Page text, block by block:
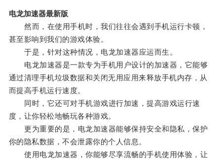
电龙加速器最新版
然而，在使用手机时，我们往往会遇到手机运行卡顿，
甚至影响到我们的游戏体验。
于是，针对这种情况，电龙加速器应运而生。
电龙加速器是一款专为手机用户设计的加速器，它能够
通过清理手机垃圾数据和关闭无用应用来释放手机内存，从
而提高手机运行速度。
同时，它还可对手机游戏进行加速，提高游戏运行速
度，让你轻松地畅玩各种游戏。
更为重要的是，电龙加速器能够保持安全和隐私，保护
你的隐私数据，不会泄露你的个人信息。
使用电龙加速器，你能够尽享流畅的手机使用体验，让